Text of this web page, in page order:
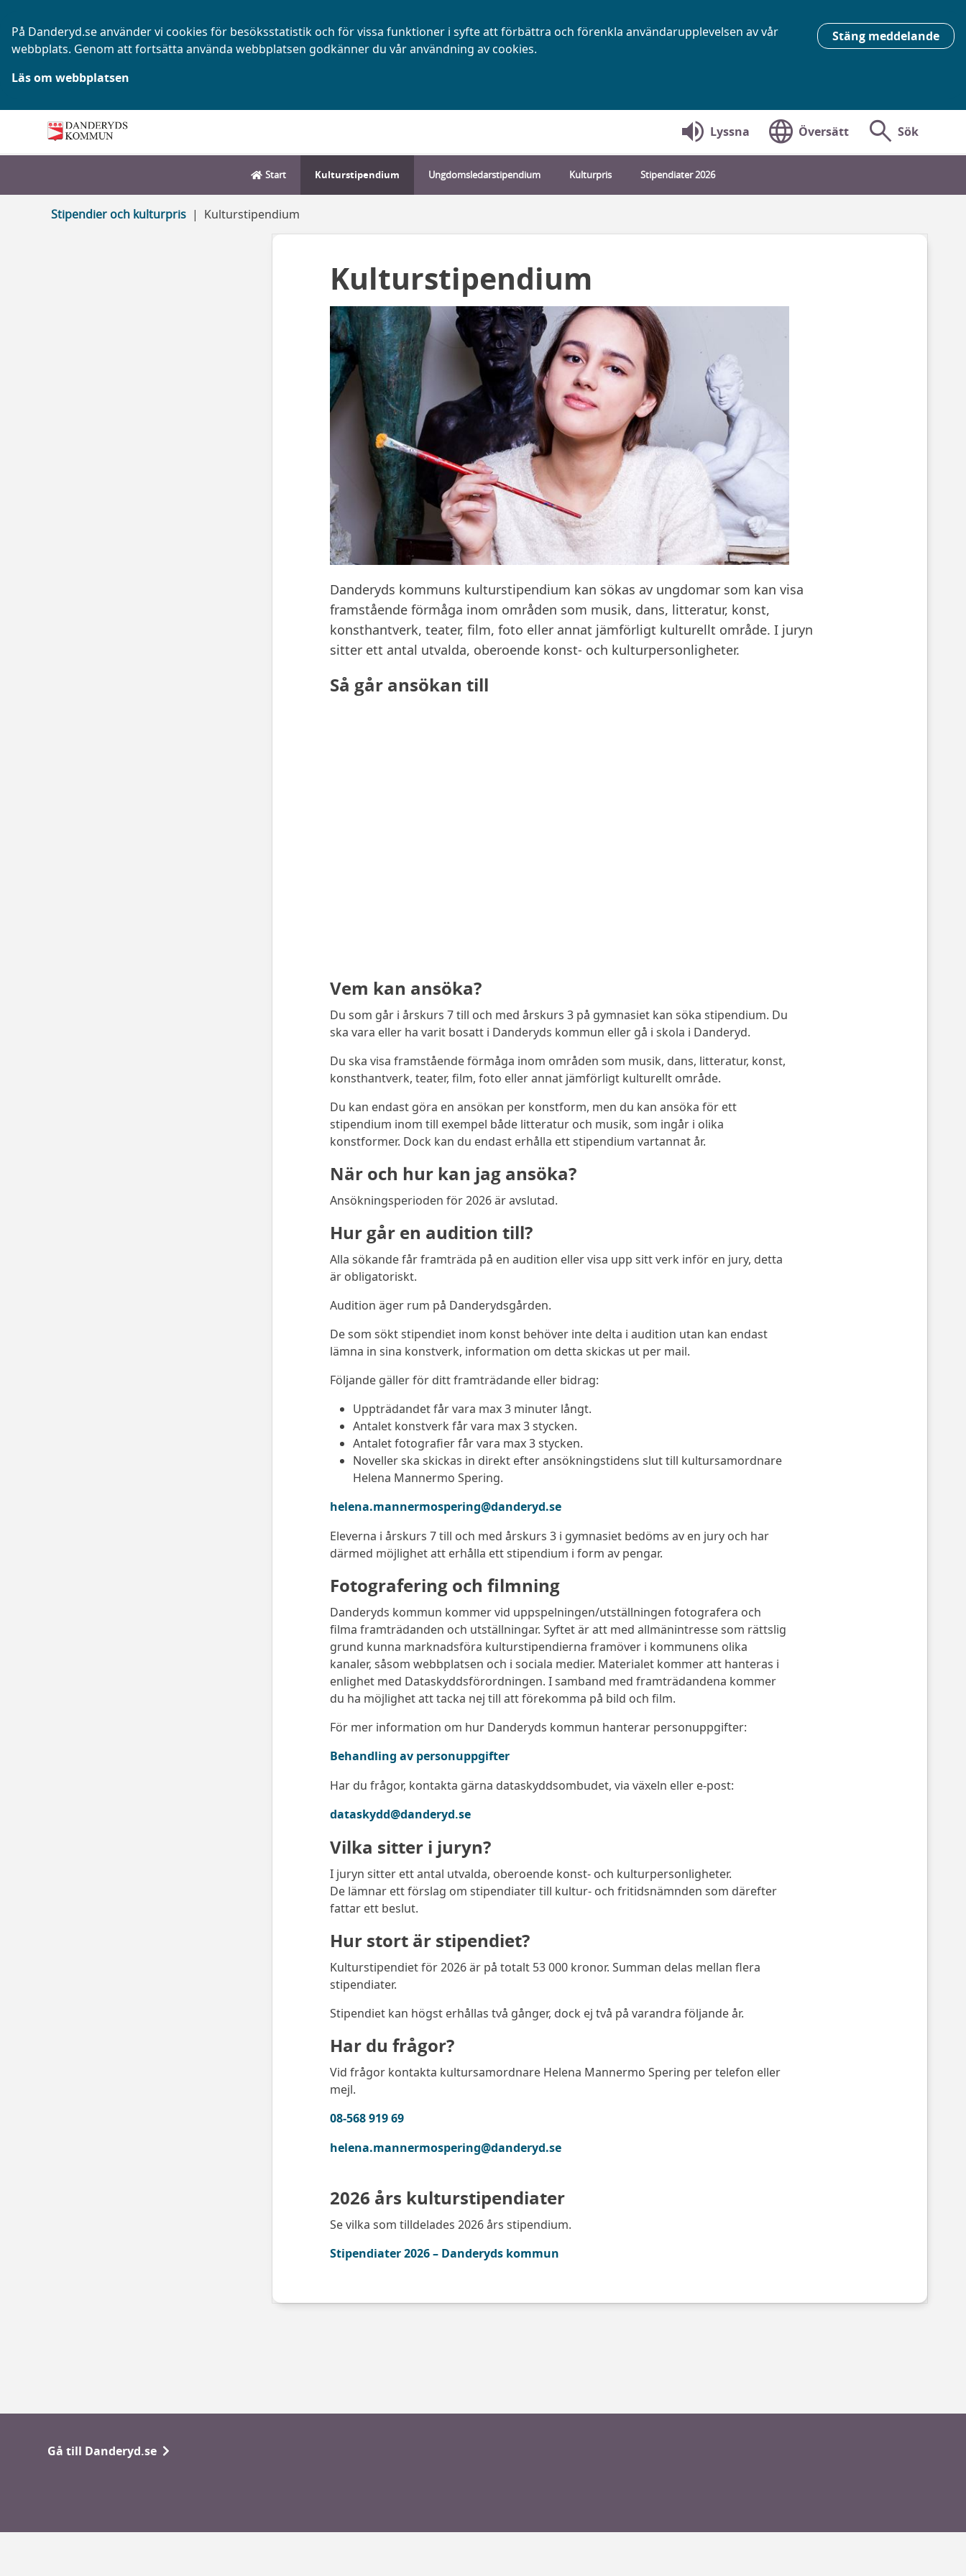
Stäng meddelande
På Danderyd.se använder vi cookies för besöksstatistik och för vissa funktioner i syfte att förbättra och förenkla användarupplevelsen av vår
webbplats. Genom att fortsätta använda webbplatsen godkänner du vår användning av cookies.
Läs om webbplatsen
volume_up Lyssna language Översätt search Sök
Start Kulturstipendium Ungdomsledarstipendium Kulturpris Stipendiater 2026
Stipendier och kulturpris Kulturstipendium
Kulturstipendium
Danderyds kommuns kulturstipendium kan sökas av ungdomar som kan visa
framstående förmåga inom områden som musik, dans, litteratur, konst,
konsthantverk, teater, film, foto eller annat jämförligt kulturellt område. I juryn
sitter ett antal utvalda, oberoende konst- och kulturpersonligheter.
Så går ansökan till
Vem kan ansöka?
Du som går i årskurs 7 till och med årskurs 3 på gymnasiet kan söka stipendium. Du
ska vara eller ha varit bosatt i Danderyds kommun eller gå i skola i Danderyd.
Du ska visa framstående förmåga inom områden som musik, dans, litteratur, konst,
konsthantverk, teater, film, foto eller annat jämförligt kulturellt område.
Du kan endast göra en ansökan per konstform, men du kan ansöka för ett
stipendium inom till exempel både litteratur och musik, som ingår i olika
konstformer. Dock kan du endast erhålla ett stipendium vartannat år.
När och hur kan jag ansöka?
Ansökningsperioden för 2026 är avslutad.
Hur går en audition till?
Alla sökande får framträda på en audition eller visa upp sitt verk inför en jury, detta
är obligatoriskt.
Audition äger rum på Danderydsgården.
De som sökt stipendiet inom konst behöver inte delta i audition utan kan endast
lämna in sina konstverk, information om detta skickas ut per mail.
Följande gäller för ditt framträdande eller bidrag:
Uppträdandet får vara max 3 minuter långt.
Antalet konstverk får vara max 3 stycken.
Antalet fotografier får vara max 3 stycken.
Noveller ska skickas in direkt efter ansökningstidens slut till kultursamordnare
Helena Mannermo Spering.
helena.mannermospering@danderyd.se
Eleverna i årskurs 7 till och med årskurs 3 i gymnasiet bedöms av en jury och har
därmed möjlighet att erhålla ett stipendium i form av pengar.
Fotografering och filmning
Danderyds kommun kommer vid uppspelningen/utställningen fotografera och
filma framträdanden och utställningar. Syftet är att med allmänintresse som rättslig
grund kunna marknadsföra kulturstipendierna framöver i kommunens olika
kanaler, såsom webbplatsen och i sociala medier. Materialet kommer att hanteras i
enlighet med Dataskyddsförordningen. I samband med framträdandena kommer
du ha möjlighet att tacka nej till att förekomma på bild och film.
För mer information om hur Danderyds kommun hanterar personuppgifter:
Behandling av personuppgifter
Har du frågor, kontakta gärna dataskyddsombudet, via växeln eller e-post:
dataskydd@danderyd.se
Vilka sitter i juryn?
I juryn sitter ett antal utvalda, oberoende konst- och kulturpersonligheter.
De lämnar ett förslag om stipendiater till kultur- och fritidsnämnden som därefter
fattar ett beslut.
Hur stort är stipendiet?
Kulturstipendiet för 2026 är på totalt 53 000 kronor. Summan delas mellan flera
stipendiater.
Stipendiet kan högst erhållas två gånger, dock ej två på varandra följande år.
Har du frågor?
Vid frågor kontakta kultursamordnare Helena Mannermo Spering per telefon eller
mejl.
08-568 919 69
helena.mannermospering@danderyd.se
2026 års kulturstipendiater
Se vilka som tilldelades 2026 års stipendium.
Stipendiater 2026 – Danderyds kommun
Gå till Danderyd.se